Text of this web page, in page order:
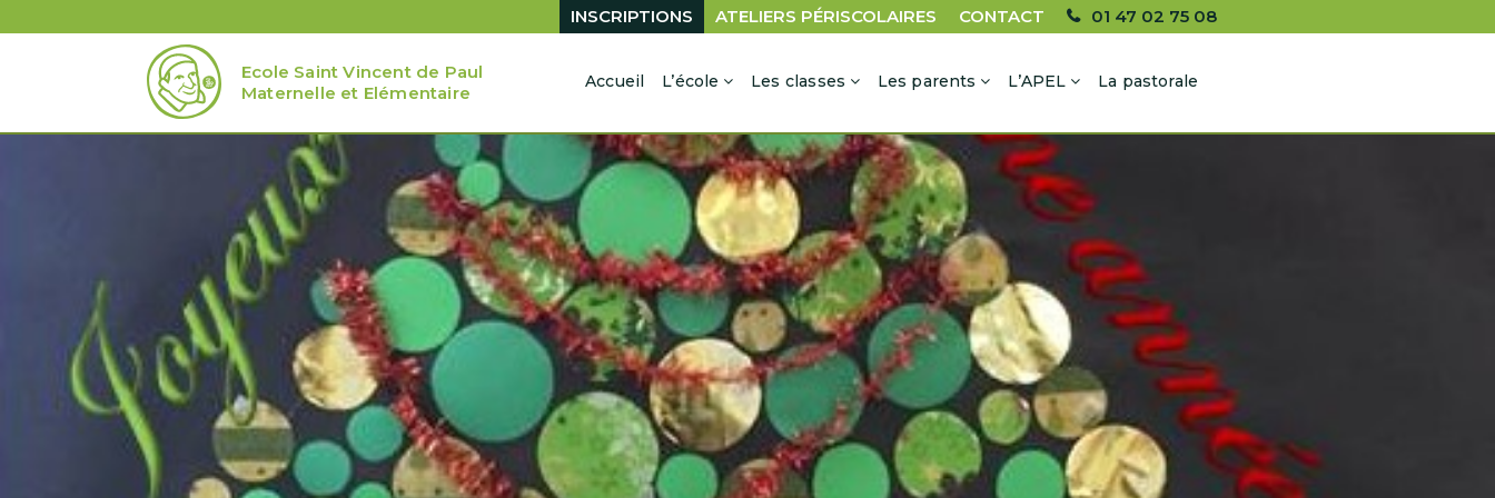
01 47 02 75 08
CONTACT
ATELIERS PÉRISCOLAIRES
INSCRIPTIONS
Ecole Saint Vincent de Paul
Maternelle et Elémentaire
Accueil L’école Les classes Les parents L’APEL La pastorale